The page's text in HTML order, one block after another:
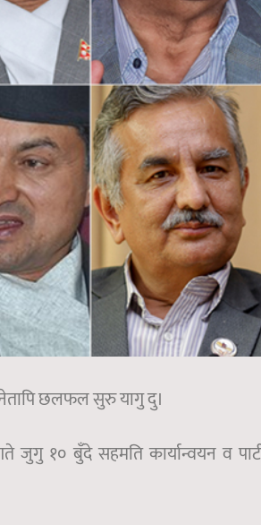
नेतापि छलफल सुरु यागु दु।
१० बुँदे सहमति कार्यान्वयन व